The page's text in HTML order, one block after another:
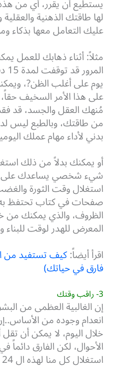
يستطيع أن يقرر، أي من
لها طاقتك الذهنية
عليك التعامل معها بذكاء
مثلاً: أثناء ذهابك للعمل
يوم على أغلب الظن?،
على هذا الأمر السخيف
من طاقتك، وبالطبع ليس
بدني لأداء مهام عملك
أو يمكنك بدلاً من ذلك
شيء شخصي يساعدك على
استغلال وقت الثورة
صفحات في كتاب تحتفظ
الظروف، والذي يمكنك من
المعرض للهدر لوقت للبناء
اقرأ أيضاً:كيف تستفيد من
فارق في حياتك)
3- راقب وقتك
إن الغالبية العظمى من
خلال اليوم، لا يمكن أن
الأحوال، لكن الفارق دائماً
استغلال كل منا لهذه ال 24 ساعة.